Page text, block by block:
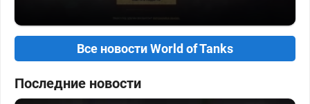
Все новости World of Tanks
Последние новости